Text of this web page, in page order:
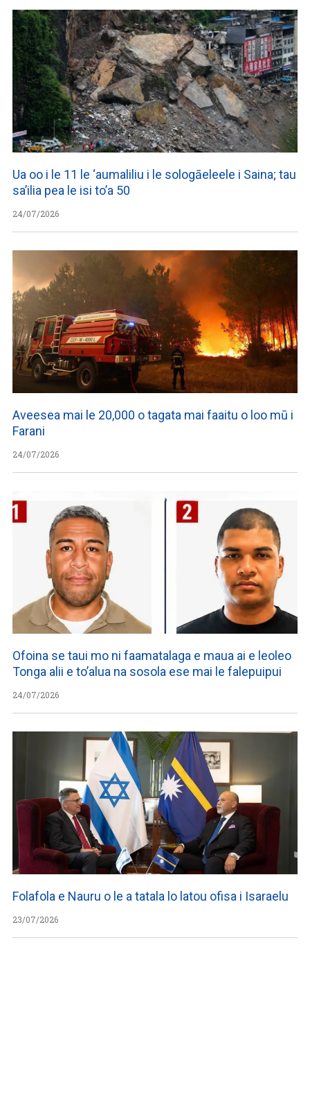
Ua oo i le 11 le ‘aumaliliu i le sologāeleele i Saina; tau
sa’ilia pea le isi to’a 50
24/07/2026
Aveesea mai le 20,000 o tagata mai faaitu o loo mū i
Farani
24/07/2026
Ofoina se taui mo ni faamatalaga e maua ai e leoleo
Tonga alii e to’alua na sosola ese mai le falepuipui
24/07/2026
Folafola e Nauru o le a tatala lo latou ofisa i Isaraelu
23/07/2026